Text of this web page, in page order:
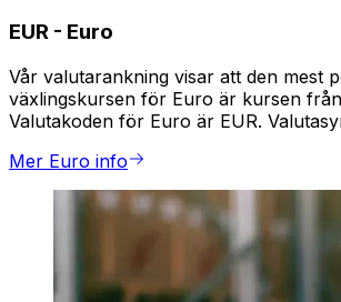
EUR - Euro
Vår valutarankning visar att den mest
växlingskursen för Euro är kursen
Valutakoden för Euro är EUR.
Mer Euro info